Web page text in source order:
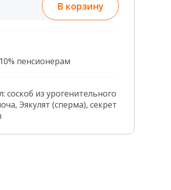
В корзину
пенсионерам
соскоб из урогенительного
Эякулят (сперма), секрет